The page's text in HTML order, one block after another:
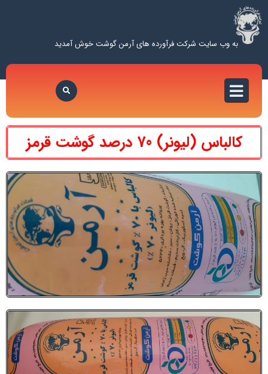
به وب سایت شرکت فرآورده های آرمن گوشت خوش آمدید
کالباس (لیونر) 70 درصد گوشت قرمز